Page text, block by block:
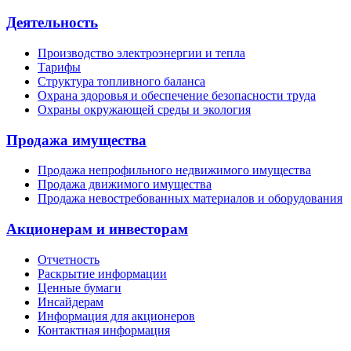
Деятельность
Производство электроэнергии и тепла
Тарифы
Структура топливного баланса
Охрана здоровья и обеспечение безопасности труда
Охраны окружающей среды и экология
Продажа имущества
Продажа непрофильного недвижимого имущества
Продажа движимого имущества
Продажа невостребованных материалов и оборудования
Акционерам и инвесторам
Отчетность
Раскрытие информации
Ценные бумаги
Инсайдерам
Информация для акционеров
Контактная информация